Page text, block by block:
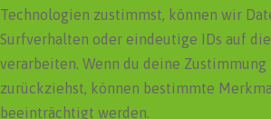
Technologien zustimmst, können wir
Surfverhalten oder eindeutige IDs auf
verarbeiten. Wenn du deine
zurückziehst, können bestimmte
beeinträchtigt werden.